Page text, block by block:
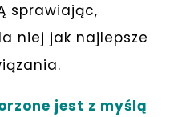
sprawiając,
niej jak najlepsze
jest z myślą